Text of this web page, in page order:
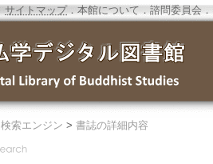
サイトマップ．本館について ． 諮問委員会 ．
検索エンジン > 書誌の詳細内容